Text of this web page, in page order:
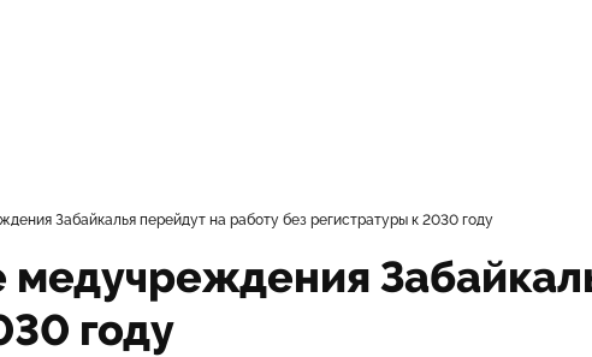
Забайкалья перейдут на работу без регистратуры к 2030 году
году